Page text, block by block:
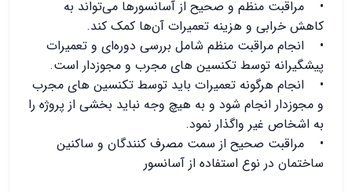
• مراقبت منظم و صحیح از آسانسورها می‌تواند به
کاهش خرابی و هزینه تعمیرات آن‌ها کمک کند.
• انجام مراقبت منظم شامل بررسی دوره‌ای و تعمیرات
پیشگیرانه توسط تکنسین های مجرب و مجوز‌دار است.
• انجام هرگونه تعمیرات باید توسط تکنسین های مجرب
و مجوز‌دار انجام شود و به هیچ وجه نباید بخشی از پروژه را
به اشخاص غیر واگذار نمود.
• مراقبت صحیح از سمت مصرف کنندگان و ساکنین
ساختمان در نوع استفاده از آسانسور